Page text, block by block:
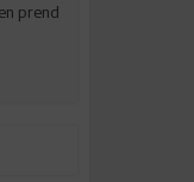
prend